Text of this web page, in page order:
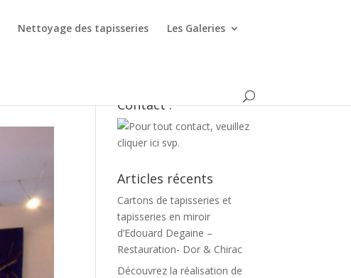
Nettoyage des tapisseries Les Galeries
Contact :
Articles récents
Cartons de tapisseries et
tapisseries en miroir
d’Edouard Degaine –
Restauration- Dor & Chirac
Découvrez la réalisation de